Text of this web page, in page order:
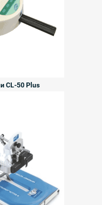
CL-50 Plus